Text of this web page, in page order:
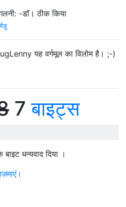
-डॉ। ठीक किया
यह वर्गमूल का विलोम है। ;-)
7बाइट्स
धन्यवाद दिया ।